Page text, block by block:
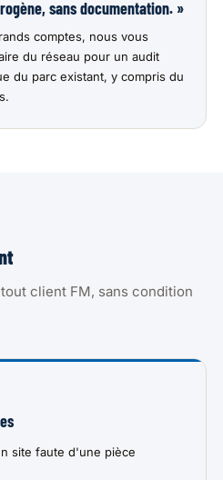
sans documentation. »
comptes, nous vous
du réseau pour un audit
du parc existant, y compris du
client FM, sans condition
site faute d'une pièce